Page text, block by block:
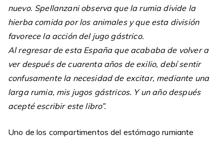
nuevo. Spellanzani observa que la rumia divide la
hierba comida por los animales y que esta división
favorece la acción del jugo gástrico.
Al regresar de esta España que acababa de volver a
ver después de cuarenta años de exilio, debí sentir
confusamente la necesidad de excitar, mediante una
larga rumia, mis jugos gástricos. Y un año después
acepté escribir este libro”.
Uno de los compartimentos del estómago rumiante